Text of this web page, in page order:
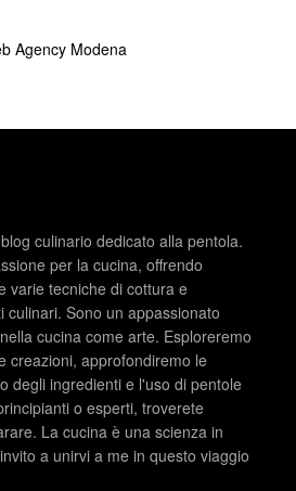
Agency Modena
culinario dedicato alla pentola.
per la cucina, offrendo
varie tecniche di cottura e
Sono un appassionato
cucina come arte. Esploreremo
creazioni, approfondiremo le
degli ingredienti e l'uso di pentole
o esperti, troverete
La cucina è una scienza in
a unirvi a me in questo viaggio